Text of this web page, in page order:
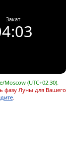
Закат
(UTC+02:30).
фазу Луны для Вашего
.